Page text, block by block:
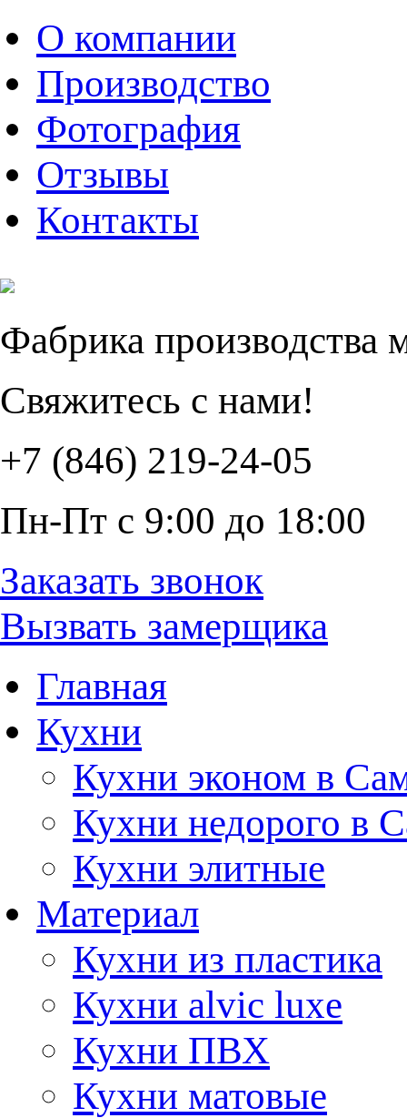
О компании
Производство
Фотография
Отзывы
Контакты
Фабрика производства
Свяжитесь с нами!
+7 (846) 219-24-05
Пн-Пт с 9:00 до 18:00
Заказать звонок
Вызвать замерщика
Главная
Кухни
Кухни эконом в
Кухни недорого в
Кухни элитные
Материал
Кухни из пластика
Кухни alvic luxe
Кухни ПВХ
Кухни матовые